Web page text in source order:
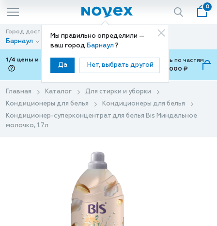
Мы правильно определили —
ваш город Барнаул ?
Да Нет, выбрать другой
0
Город доставки
Барнаул
Способ доставки
Доставка
1/4 цены и покупки ваши с Подели
Можно оплатить по частям
от 700 ₽ до 15,000 ₽
Главная Каталог
Для стирки и уборки
Кондиционеры для белья
Кондиционеры для белья
Кондиционер-суперконцентрат для белья Bis Миндальное
молочко, 1.7л